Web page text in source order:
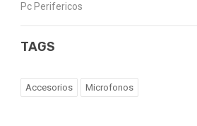
Pc Perifericos
TAGS
Accesorios Microfonos